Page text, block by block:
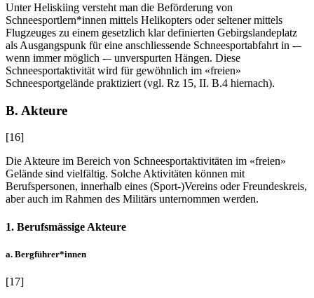
Unter Heliskiing versteht man die Beförderung von
Schneesportlern*innen mittels Helikopters oder seltener mittels
Flugzeuges zu einem gesetzlich klar definierten Gebirgslandeplatz
als Ausgangspunk für eine anschliessende Schneesportabfahrt in -–
wenn immer möglich -– unverspurten Hängen. Diese
Schneesportaktivität wird für gewöhnlich im «freien»
Schneesportgelände praktiziert (vgl. Rz 15, II. B.4 hiernach).
B. Akteure
[16]
Die Akteure im Bereich von Schneesportaktivitäten im «freien»
Gelände sind vielfältig. Solche Aktivitäten können mit
Berufspersonen, innerhalb eines (Sport-)Vereins oder Freundeskreis,
aber auch im Rahmen des Militärs unternommen werden.
1. Berufsmässige Akteure
a. Bergführer*innen
[17]